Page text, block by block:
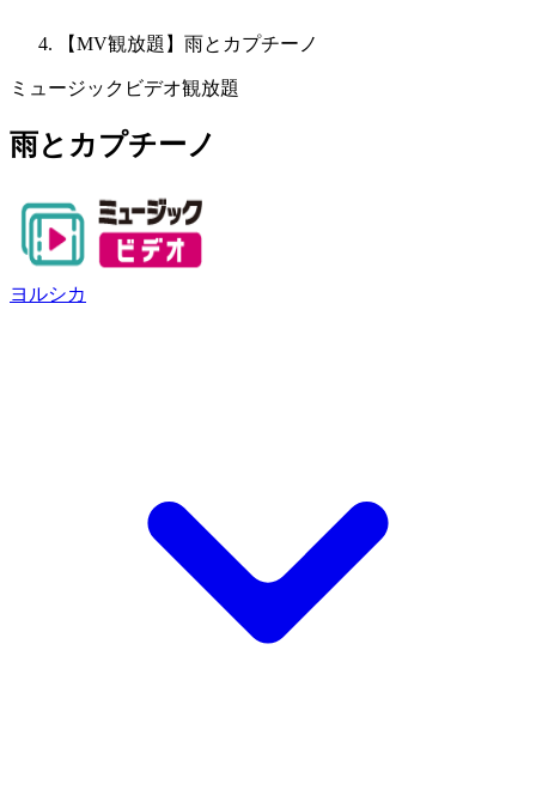
【MV観放題】雨とカプチーノ
ミュージックビデオ観放題
雨とカプチーノ
ヨルシカ